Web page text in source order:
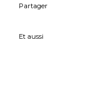
Partager
Et aussi